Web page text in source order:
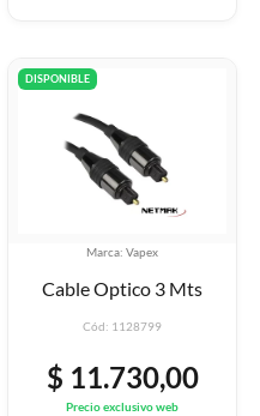
DISPONIBLE
Marca: Vapex
Cable Optico 3 Mts
Cód: 1128799
$ 11.730,00
Precio exclusivo web